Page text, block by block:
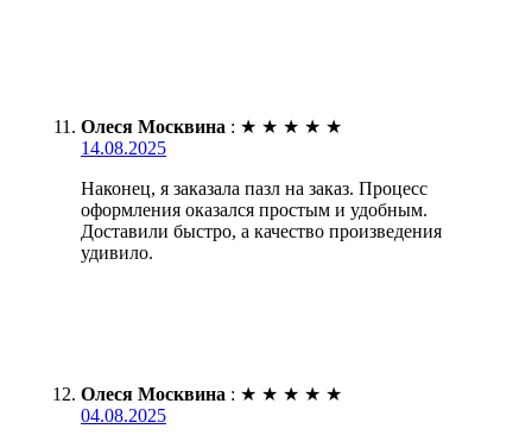
Олеся Москвина : ★ ★ ★ ★ ★
14.08.2025
Наконец, я заказала пазл на заказ. Процесс
оформления оказался простым и удобным.
Доставили быстро, а качество произведения
удивило.
Олеся Москвина : ★ ★ ★ ★ ★
04.08.2025